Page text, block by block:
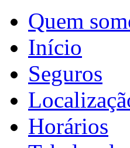
Quem
Início
Seguros
Horários